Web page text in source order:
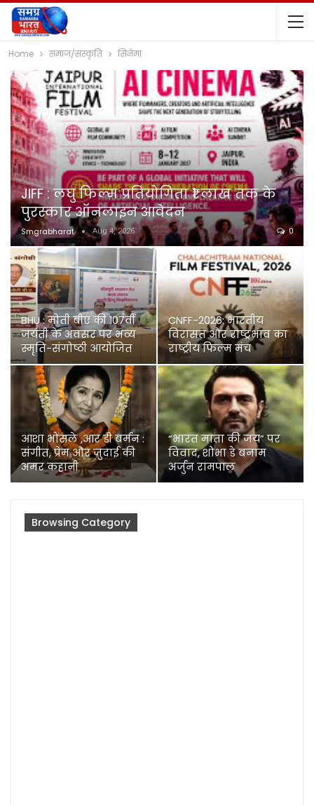
Home समाज/संस्कृति सिनेमा
JIFF : लघु फिल्म प्रतियोगिता ₹1 लाख तक के
पुरस्कार ऑनलाइन आवेदन
Smgrabharat Aug 4, 2026 0
BHU : मोती बीए की 107वीं
जयंती के अवसर पर भव्य
स्मृति-संगोष्ठी आयोजित
CNFF-2026: भारतीय
विरासत और राष्ट्रभाव का
राष्ट्रीय फिल्म मंच
आशा भोंसले ,आर डी बर्मन :
संगीत, प्रेम और जुदाई की
अमर कहानी
“भारत माता की जय” पर
विवाद, शोभा डे बनाम
अर्जुन रामपाल
Browsing Category